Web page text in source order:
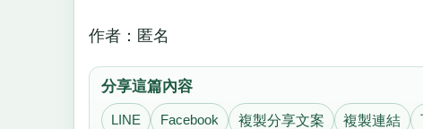
作者：匿名
分享這篇內容
LINE Facebook 複製分享文案 複製連結